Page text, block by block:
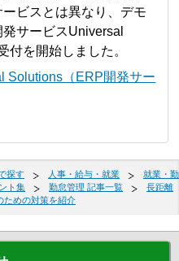
ビスとは異なり、デモ
サービスUniversal
付を開始しました。
Solutions（ERP開発サー
探す 人事・給与・就業
就業・勤
ト集 勤怠管理 記事一覧
長距離
ための対策を紹介